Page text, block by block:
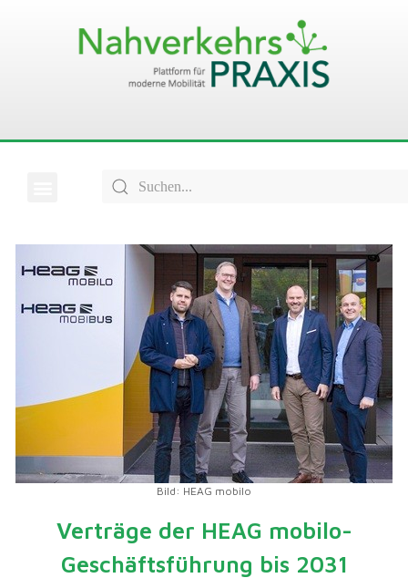
Bild: HEAG mobilo
Verträge der HEAG mobilo-
Geschäftsführung bis 2031